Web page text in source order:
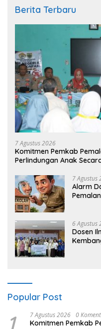
Berita Terbaru
7 Agustus 2026
Komitmen Pemkab
Perlindungan Anak
7 Agustus
Alarm
6 Agustus
Dosen
Popular Post
1 7 Agustus 2026 0
Komitmen Pemkab